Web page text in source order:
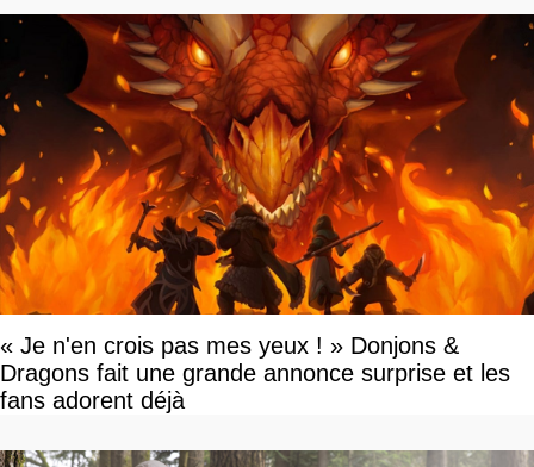
« Je n'en crois pas mes yeux ! » Donjons &
Dragons fait une grande annonce surprise et les
fans adorent déjà